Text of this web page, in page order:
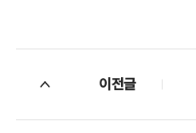
이전글